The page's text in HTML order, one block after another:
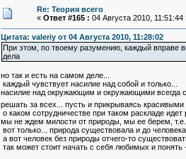
Re: Теория всего
« Ответ #165 : 04 Августа 2010, 11:51:44
Цитата: valeriy от 04 Августа 2010, 11:28:02
При этом, по твоему разумению, каждый вправе
дела
но так и есть на самом деле...
каждый чувствует насилие над собой и только...
насилие над окружающим и окружающими всегда
решать за всех... пусть и прикрываясь
о каком сотрудничестве при таком раскладе идет
мы не ждем милости от природы, мы ее берем,
вот только... природа существовала и до
а вот человек без природы отчего-то
так может стоит начать с себя любимых и